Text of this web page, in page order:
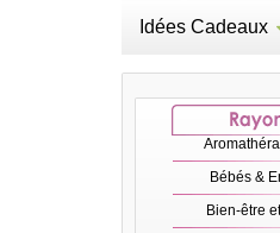
Idées Cadeaux
Bébés &
Bien-être